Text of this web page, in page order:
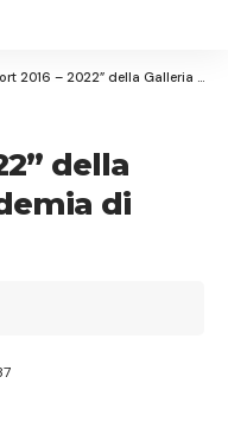
Resizer
– 2022” della Galleria dell’Accademia di Firenze
della
di